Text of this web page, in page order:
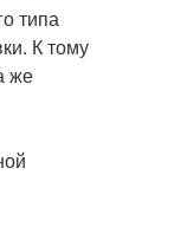
типа
К тому
же